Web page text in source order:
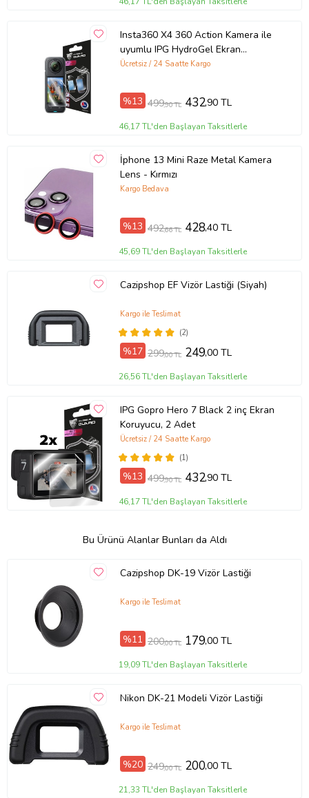
Insta360 X4 360 Action Kamera ile
uyumlu IPG HydroGel Ekran
Koruyucu (2 Adet)
Ücretsiz / 24 Saatte Kargo
%13 499,90 TL 432,90 TL
46,17 TL'den Başlayan Taksitlerle
İphone 13 Mini Raze Metal Kamera
Lens - Kırmızı
Kargo Bedava
%13 492,66 TL 428,40 TL
45,69 TL'den Başlayan Taksitlerle
Cazipshop EF Vizör Lastiği (Siyah)
(2)
Kargo ile Teslimat
%17 299,00 TL 249,00 TL
26,56 TL'den Başlayan Taksitlerle
IPG Gopro Hero 7 Black 2 inç Ekran
Koruyucu, 2 Adet
(1)
Ücretsiz / 24 Saatte Kargo
%13 499,90 TL 432,90 TL
46,17 TL'den Başlayan Taksitlerle
Bu Ürünü Alanlar Bunları da Aldı
Cazipshop DK-19 Vizör Lastiği
Kargo ile Teslimat
%11 200,00 TL 179,00 TL
19,09 TL'den Başlayan Taksitlerle
Nikon DK-21 Modeli Vizör Lastiği
Kargo ile Teslimat
%20 249,00 TL 200,00 TL
21,33 TL'den Başlayan Taksitlerle